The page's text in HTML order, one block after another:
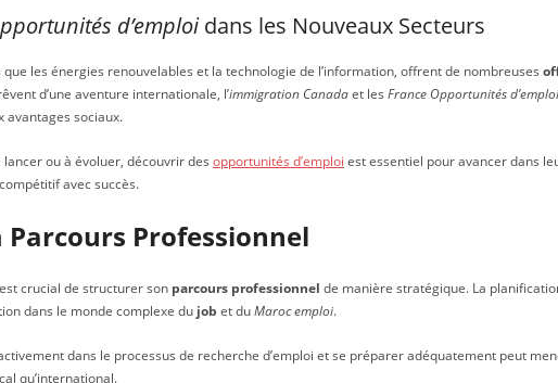
d’emploidans les Nouveaux Secteurs
les énergies renouvelables et la technologie de l’information, offrent de nombreuses
d’une aventure internationale, l’immigration Canadaet les France Opportunités d’emploi
avantages sociaux.
ou à évoluer, découvrir des opportunités d’emploi est essentiel pour avancer dans
avec succès.
Parcours Professionnel
crucial de structurer son parcours professionnel de manière stratégique. La
dans le monde complexe du job et duMaroc emploi.
activement dans le processus de recherche d’emploi et se préparer adéquatement peut
qu’international.